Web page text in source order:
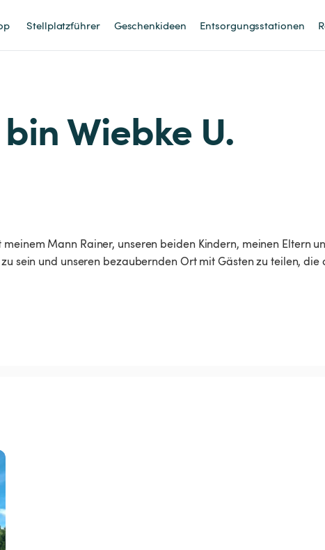
Stellplatzführer Geschenkideen Entsorgungsstationen
Wiebke U.
Mann Rainer, unseren beiden Kindern, meinen Eltern
sein und unseren bezaubernden Ort mit Gästen zu teilen,